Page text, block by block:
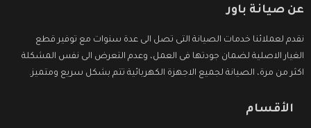
عن صيانة باور
نقدم لعملائنا خدمات الصيانة التى تصل الى عدة سنوات مع توفير قطع
الغيار الاصلية لضمان جودتها فى العمل، وعدم التعرض الى نفس المشكلة
اكثر من مرة، الصيانة لجميع الاجهزة الكهربائية تتم بشكل سريع ومتميز.
الأقسام